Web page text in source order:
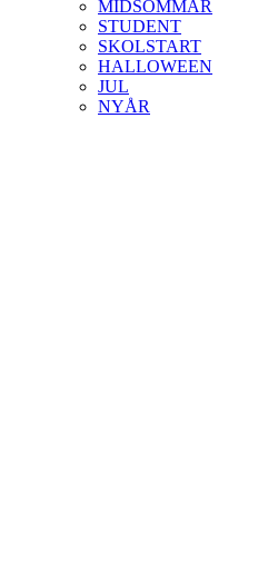
MIDSOMMAR
STUDENT
SKOLSTART
HALLOWEEN
JUL
NYÅR